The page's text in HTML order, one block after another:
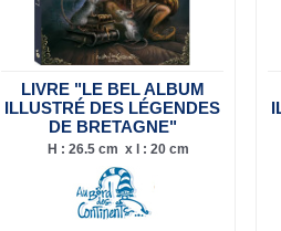
LIVRE "LE BEL ALBUM
ILLUSTRÉ DES LÉGENDES
DE BRETAGNE"
H : 26.5 cm x l : 20 cm